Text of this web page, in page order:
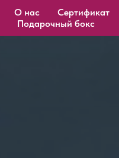
О нас Сертификат
Подарочный бокс